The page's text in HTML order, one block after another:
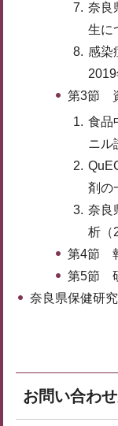
奈良
生に
感染
第3節
食品
ニル
剤の
奈良
析（
第4節
第5節
奈良県保健研
お問い合わ